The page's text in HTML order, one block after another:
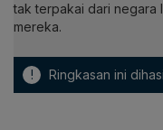
tak terpakai dari negara
mereka.
! Ringkasan ini